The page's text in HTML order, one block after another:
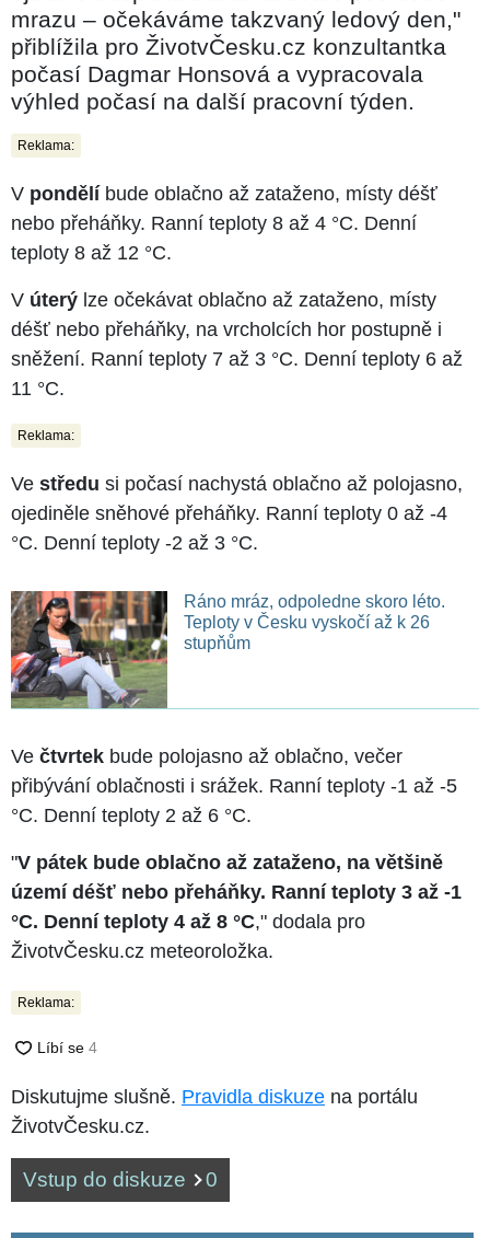
mrazu – očekáváme takzvaný ledový den,"
přiblížila pro ŽivotvČesku.cz konzultantka
počasí Dagmar Honsová a vypracovala
výhled počasí na další pracovní týden.
Reklama:
V pondělí bude oblačno až zataženo, místy déšť
nebo přeháňky. Ranní teploty 8 až 4 °C. Denní
teploty 8 až 12 °C.
V úterý lze očekávat oblačno až zataženo, místy
déšť nebo přeháňky, na vrcholcích hor postupně i
sněžení. Ranní teploty 7 až 3 °C. Denní teploty 6 až
11 °C.
Reklama:
Ve středu si počasí nachystá oblačno až polojasno,
ojediněle sněhové přeháňky. Ranní teploty 0 až -4
°C. Denní teploty -2 až 3 °C.
Ráno mráz, odpoledne skoro léto.
Teploty v Česku vyskočí až k 26
stupňům
Ve čtvrtek bude polojasno až oblačno, večer
přibývání oblačnosti i srážek. Ranní teploty -1 až -5
°C. Denní teploty 2 až 6 °C.
"V pátek bude oblačno až zataženo, na většině
území déšť nebo přeháňky. Ranní teploty 3 až -1
°C. Denní teploty 4 až 8 °C," dodala pro
ŽivotvČesku.cz meteoroložka.
Reklama:
Diskutujme slušně. Pravidla diskuze na portálu
ŽivotvČesku.cz.
Vstup do diskuze 0